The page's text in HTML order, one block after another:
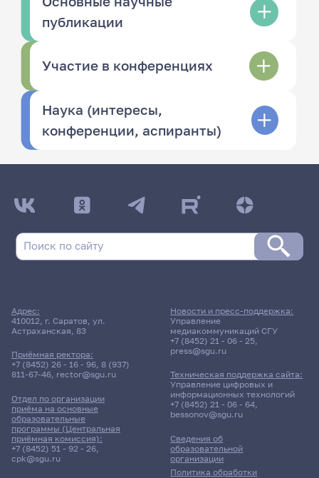
публикации
Участие в конференциях
Наука (интересы,
конференции, аспиранты)
Адрес:
410012, г. Саратов, ул.
Астраханская, 83
Приёмная ректора:
+7 (8452) 26 - 16 - 96, 8 (937)
811-67-46, rector@sgu.ru
Отдел по организации
приёма на основные
образовательные
программы (Центральная
приёмная комиссия):
+7 (8452) 51 - 92 - 26,
cpk@sgu.ru
Сведения об
образовательной
организации
Политика обработки
Новости и пресс-поддержка:
Управление
медиакоммуникаций СГУ
+7 (8452) 21 - 06 - 25,
press@sgu.ru
Техническая поддержка сайта:
Управление цифровых и
информационных технологий
+7 (8452) 21 - 06 - 64,
bessonov@sgu.ru